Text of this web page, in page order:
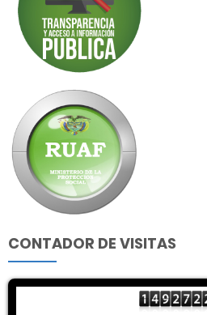
CONTADOR DE VISITAS